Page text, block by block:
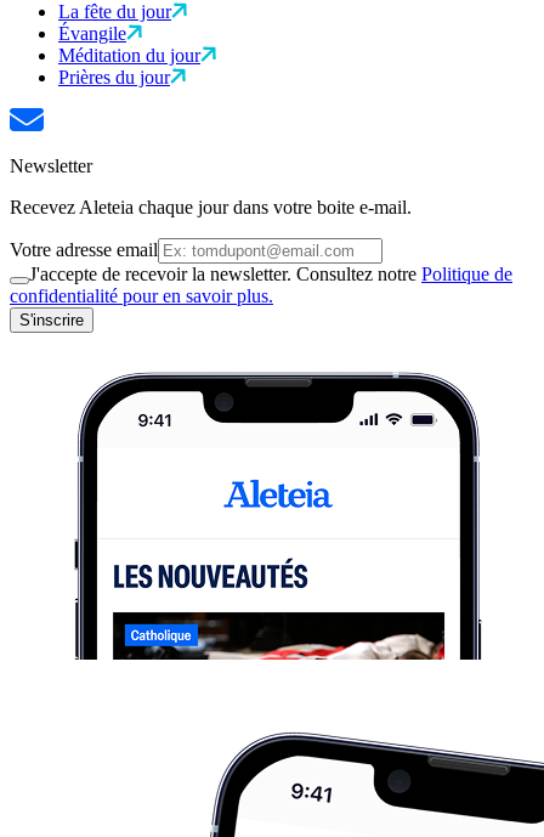
La fête du jour
Évangile
Méditation du jour
Prières du jour
Newsletter
Recevez Aleteia chaque jour dans votre boite e-mail.
Votre adresse email
J'accepte de recevoir la newsletter. Consultez notre Politique de
confidentialité pour en savoir plus.
S'inscrire